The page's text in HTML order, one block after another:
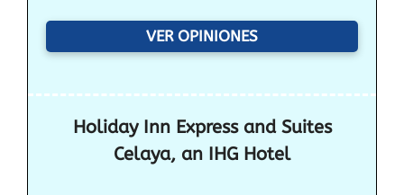
VER OPINIONES
Holiday Inn Express and Suites
Celaya, an IHG Hotel